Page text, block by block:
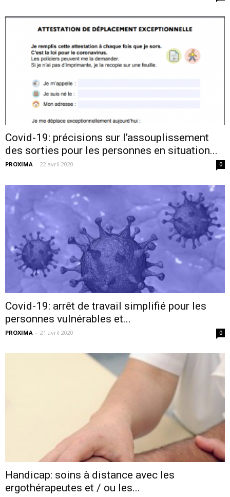
Covid-19: précisions sur l’assouplissement
des sorties pour les personnes en situation...
PROXIMA - 22 avril 2020 0
Covid-19: arrêt de travail simplifié pour les
personnes vulnérables et...
PROXIMA - 21 avril 2020 0
Handicap: soins à distance avec les
ergothérapeutes et / ou les...